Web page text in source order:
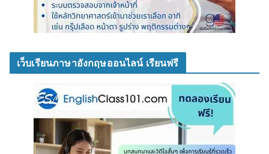
เว็บเรียนภาษาอังกฤษออนไลน์ เรียนฟรี